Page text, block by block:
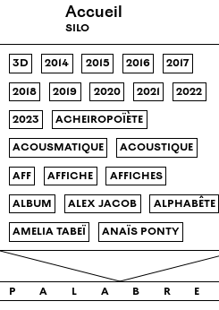
Accueil
silo
3d 2014 2015 2016
2017
2018
2019 2020 2021
2022
2023
acheiropoïète
acousmatique
acoustique
aff
affiche
affiches
album
alex jacob
alphabête
amelia tabeï
anaïs ponty
analyse
appel à contributions
apprentissage
architecture
p a l a b r e